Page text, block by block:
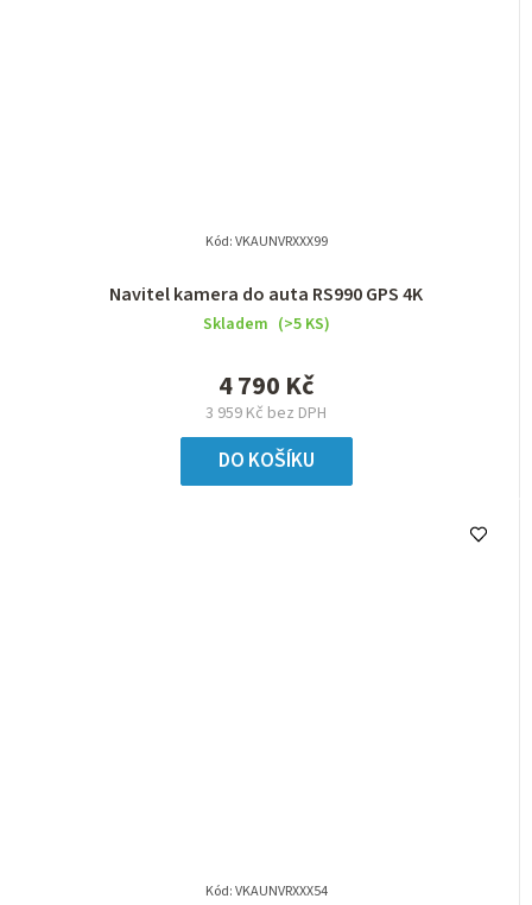
Navitel kamera do auta RS990 GPS 4K
Skladem (>5 KS)
3 959 Kč bez DPH
4 790 Kč
DO KOŠÍKU
Kód:VKAUNVRXXX99
Kód:VKAUNVRXXX54